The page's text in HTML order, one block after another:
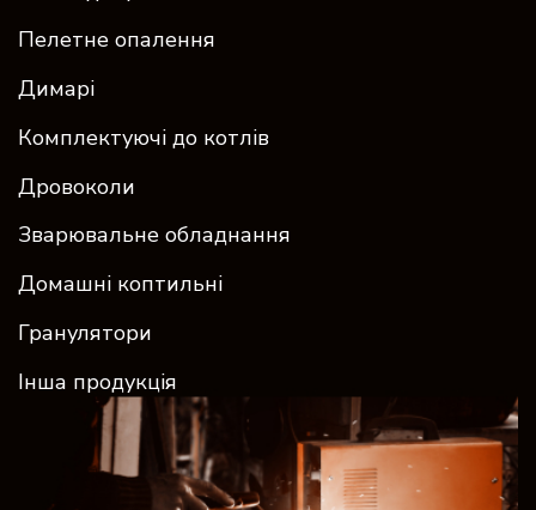
Пелетне опалення
Димарі
Комплектуючі до котлів
Дровоколи
Зварювальне обладнання
Домашні коптильні
Гранулятори
Інша продукція